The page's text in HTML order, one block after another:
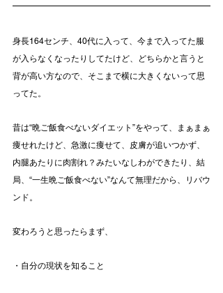
身長164センチ、40代に入って、今まで入ってた服
が入らなくなったりしてたけど、どちらかと言うと
背が高い方なので、そこまで横に大きくないって思
ってた。
昔は“晩ご飯食べないダイエット”をやって、まぁまぁ
痩せれたけど、急激に痩せて、皮膚が追いつかず、
内腿あたりに肉割れ？みたいなしわができたり、結
局、“一生晩ご飯食べない”なんて無理だから、リバウ
ンド。
変わろうと思ったらまず、
・自分の現状を知ること